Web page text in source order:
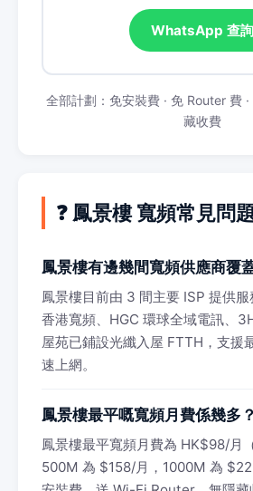
WhatsApp 查詢
全部計劃：免安裝費 · 免 Router 費
藏收費
❓ 鳳景樓 寬頻常見問
鳳景樓有邊幾間寬頻供應商覆
鳳景樓目前由 3 間主要 ISP 提供
香港寬頻、HGC 環球全域電訊、
屋苑已鋪設光纖入屋 FTTH，支援
速上網。
鳳景樓最平嘅寬頻月費係幾多？
鳳景樓最平寬頻月費為 HK$98/月
500M 為 $158/月，1000M 為